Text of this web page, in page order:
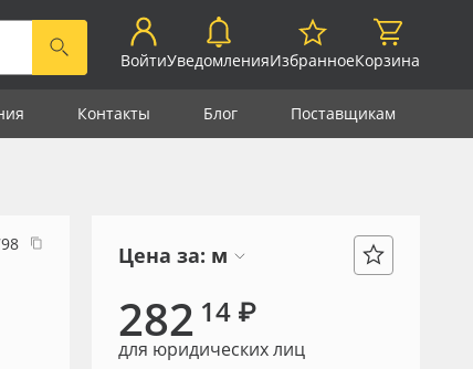
ВойтиУведомленияИзбранноеКорзина
Контакты Блог Поставщикам
Цена за: м
282 14 ₽
для юридических лиц